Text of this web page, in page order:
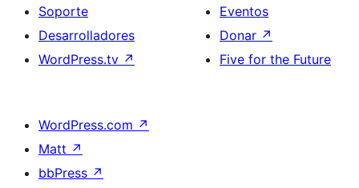
Soporte
Desarrolladores
WordPress.tv ↗
Eventos
Donar ↗
Five for the Future
WordPress.com ↗
Matt ↗
bbPress ↗